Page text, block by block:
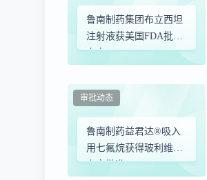
鲁南制药集团布立西坦
注射液获美国FDA批准
上市
鲁南制药益君达®吸入
用七氟烷获得玻利维亚
上市批准
审批动态